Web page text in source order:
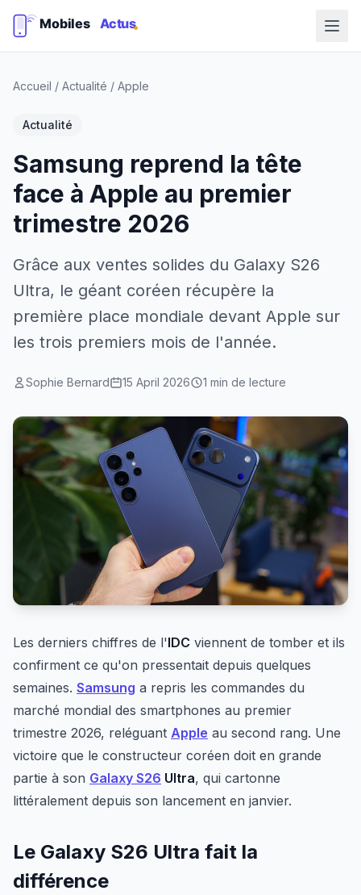
Accueil / Actualité / Apple
Actualité
Samsung reprend la tête
face à Apple au premier
trimestre 2026
Grâce aux ventes solides du Galaxy S26
Ultra, le géant coréen récupère la
première place mondiale devant Apple sur
les trois premiers mois de l'année.
Sophie Bernard 15 April 2026 1 min de lecture
Les derniers chiffres de l'IDC viennent de tomber et ils
confirment ce qu'on pressentait depuis quelques
semaines. Samsung a repris les commandes du
marché mondial des smartphones au premier
trimestre 2026, reléguant Apple au second rang. Une
victoire que le constructeur coréen doit en grande
partie à son Galaxy S26 Ultra, qui cartonne
littéralement depuis son lancement en janvier.
Le Galaxy S26 Ultra fait la
différence